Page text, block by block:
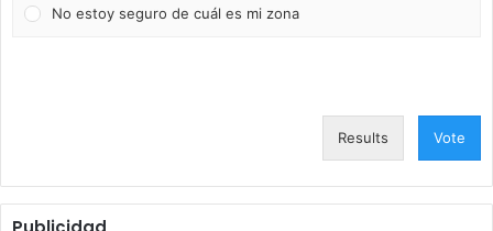
No estoy seguro de cuál es mi zona
Results Vote